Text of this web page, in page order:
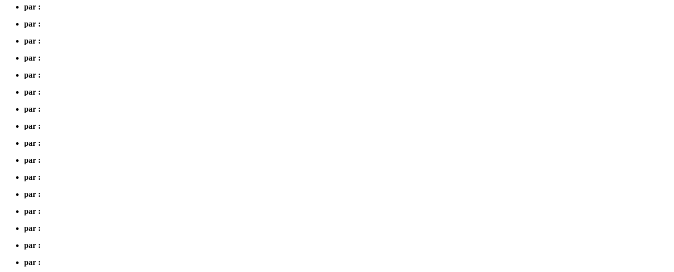
par :
par :
par :
par :
par :
par :
par :
par :
par :
par :
par :
par :
par :
par :
par :
par :